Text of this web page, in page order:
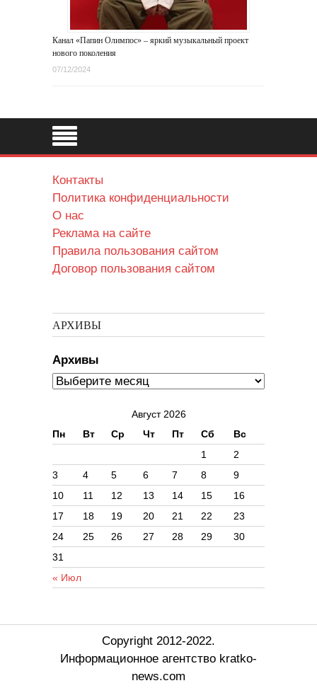
Канал «Папин Олимпос» – яркий музыкальный проект
нового поколения
07/12/2024
Контакты
Политика конфиденциальности
О нас
Реклама на сайте
Правила пользования сайтом
Договор пользования сайтом
АРХИВЫ
Архивы
Август 2026
Пн
Вт Ср Чт Пт Сб Вс
« Июл
1
2
3
4 5 6 7 8
9
10
11 12 13 14 15
16
17
18 19 20 21 22
23
24
25 26 27 28 29
30
31
Copyright 2012-2022.
Информационное агентство kratko-
news.com